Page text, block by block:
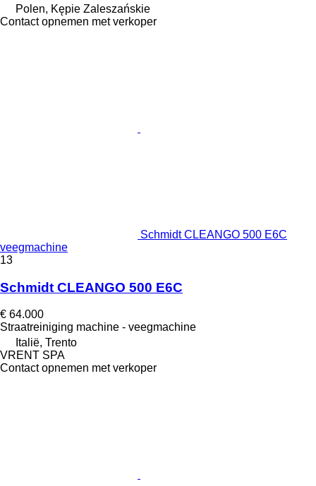
Polen, Kępie Zaleszańskie
Contact opnemen met verkoper
Schmidt CLEANGO 500 E6C
veegmachine
13
Schmidt CLEANGO 500 E6C
€ 64.000
Straatreiniging machine - veegmachine
Italië, Trento
VRENT SPA
Contact opnemen met verkoper